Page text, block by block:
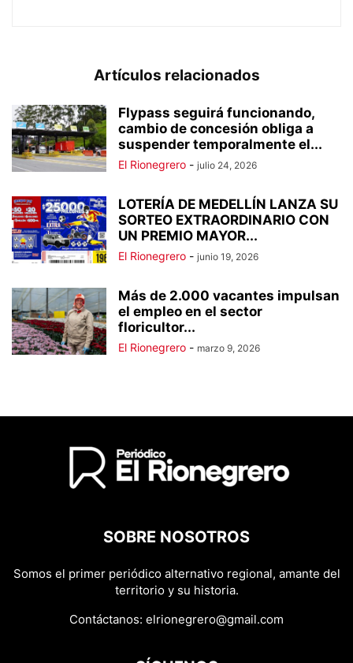
Artículos relacionados
Flypass seguirá funcionando,
cambio de concesión obliga a
suspender temporalmente el...
El Rionegrero - julio 24, 2026
LOTERÍA DE MEDELLÍN LANZA SU
SORTEO EXTRAORDINARIO CON
UN PREMIO MAYOR...
El Rionegrero - junio 19, 2026
Más de 2.000 vacantes impulsan
el empleo en el sector
floricultor...
El Rionegrero - marzo 9, 2026
SOBRE NOSOTROS
Somos el primer periódico alternativo regional, amante del
territorio y su historia.
Contáctanos: elrionegrero@gmail.com